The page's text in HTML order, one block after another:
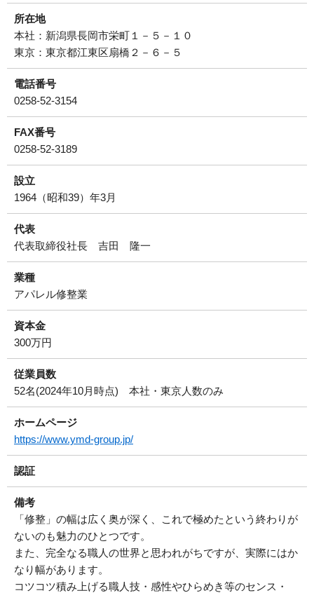
所在地
本社：新潟県長岡市栄町１－５－１０
東京：東京都江東区扇橋２－６－５
電話番号
0258-52-3154
FAX番号
0258-52-3189
設立
1964（昭和39）年3月
代表
代表取締役社長 吉田 隆一
業種
アパレル修整業
資本金
300万円
従業員数
52名(2024年10月時点) 本社・東京人数のみ
ホームページ
https://www.ymd-group.jp/
認証
備考
「修整」の幅は広く奥が深く、これで極めたという終わりが
ないのも魅力のひとつです。
また、完全なる職人の世界と思われがちですが、実際にはか
なり幅があります。
コツコツ積み上げる職人技・感性やひらめき等のセンス・